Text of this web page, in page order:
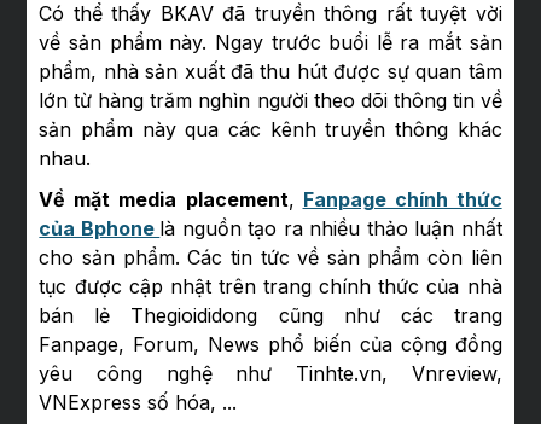
Có thể thấy BKAV đã truyền thông rất tuyệt vời
về sản phẩm này. Ngay trước buổi lễ ra mắt sản
phẩm, nhà sản xuất đã thu hút được sự quan tâm
lớn từ hàng trăm nghìn người theo dõi thông tin về
sản phẩm này qua các kênh truyền thông khác
nhau.
Về mặt media placement, Fanpage chính thức
của Bphone là nguồn tạo ra nhiều thảo luận nhất
cho sản phẩm. Các tin tức về sản phẩm còn liên
tục được cập nhật trên trang chính thức của nhà
bán lẻ Thegioididong cũng như các trang
Fanpage, Forum, News phổ biến của cộng đồng
yêu công nghệ như Tinhte.vn, Vnreview,
VNExpress số hóa, ...